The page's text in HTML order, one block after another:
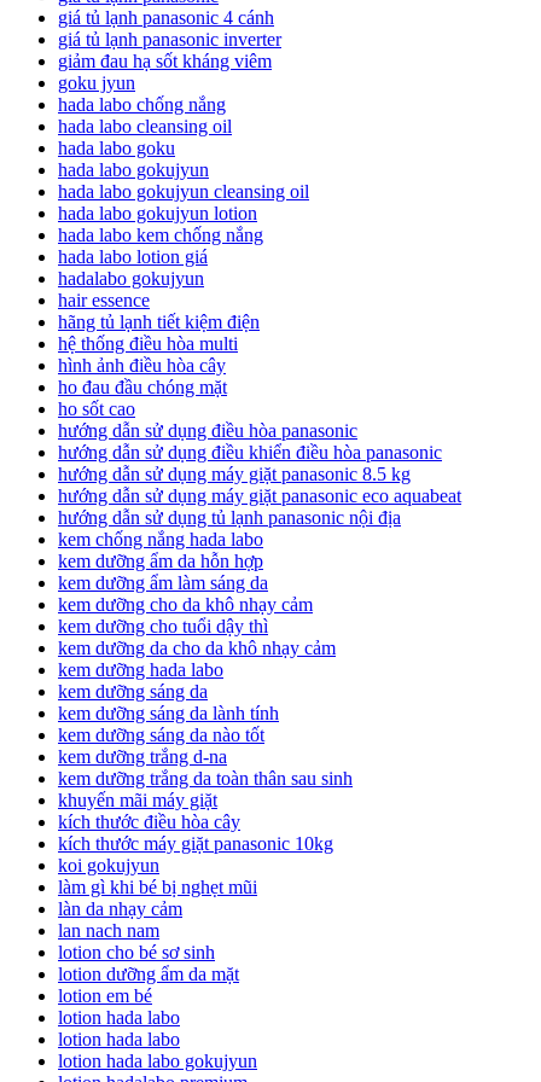
giá tủ lạnh panasonic 4 cánh
giá tủ lạnh panasonic inverter
giảm đau hạ sốt kháng viêm
goku jyun
hada labo chống nắng
hada labo cleansing oil
hada labo goku
hada labo gokujyun
hada labo gokujyun cleansing oil
hada labo gokujyun lotion
hada labo kem chống nắng
hada labo lotion giá
hadalabo gokujyun
hair essence
hãng tủ lạnh tiết kiệm điện
hệ thống điều hòa multi
hình ảnh điều hòa cây
ho đau đầu chóng mặt
ho sốt cao
hướng dẫn sử dụng điều hòa panasonic
hướng dẫn sử dụng điều khiển điều hòa panasonic
hướng dẫn sử dụng máy giặt panasonic 8.5 kg
hướng dẫn sử dụng máy giặt panasonic eco aquabeat
hướng dẫn sử dụng tủ lạnh panasonic nội địa
kem chống nắng hada labo
kem dưỡng ẩm da hỗn hợp
kem dưỡng ẩm làm sáng da
kem dưỡng cho da khô nhạy cảm
kem dưỡng cho tuổi dậy thì
kem dưỡng da cho da khô nhạy cảm
kem dưỡng hada labo
kem dưỡng sáng da
kem dưỡng sáng da lành tính
kem dưỡng sáng da nào tốt
kem dưỡng trắng d-na
kem dưỡng trắng da toàn thân sau sinh
khuyến mãi máy giặt
kích thước điều hòa cây
kích thước máy giặt panasonic 10kg
koi gokujyun
làm gì khi bé bị nghẹt mũi
làn da nhạy cảm
lan nach nam
lotion cho bé sơ sinh
lotion dưỡng ẩm da mặt
lotion em bé
lotion hada labo
lotion hada labo
lotion hada labo gokujyun